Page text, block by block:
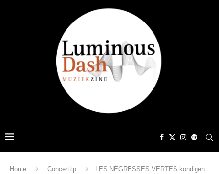
Home Concerttip
LES NÉGRESSES VERTES kondigen